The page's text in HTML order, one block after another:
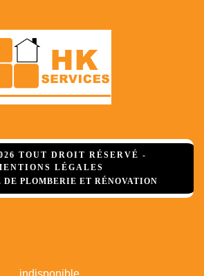
TOUT DROIT RÉSERVÉ -
LÉGALES
DE PLOMBERIE ET RÉNOVATION